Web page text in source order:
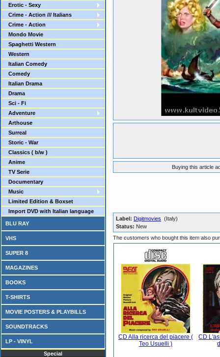
Erotic - Sexy
Crime - Action /// Italians
Crime - Action
Mondo Movie
Spaghetti Western
Western
Italian Comedy
Comedy
Italian Drama
Drama
Sci - Fi
Adventure
Arthouse
Surreal
Storic - War
Classics ( b/w )
Anime
TV Serie
Documentary
Music
Limited Edition & Boxset
Import DVD with Italian language
BLU RAY
VHS
SUPER 8
MAGAZINES
BOOKS
T-SHIRTS
MOVIE POSTERS & PLAYBILLS
SOUNDTRACKS
LP - VINYL
Special
Buying this article
Label: Digitmovies (Italy)
Status: New
The customers who bought this item also
CD Alla ricerca del piacere (
Teo Usuelli )
CD